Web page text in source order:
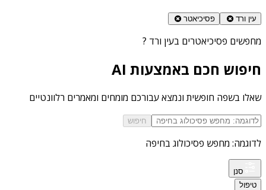
עין ורד פסיכיאטר
מחפשים פסיכיאטרים בעין ורד ?
חיפוש חכם באמצעות AI
שאלו בשפה חופשית ונמצא עבורכם מומחים ומאמרים רלוונטיים
חיפוש
לדוגמה: מחפש פסיכולוג בחיפה
סנן
טיפול